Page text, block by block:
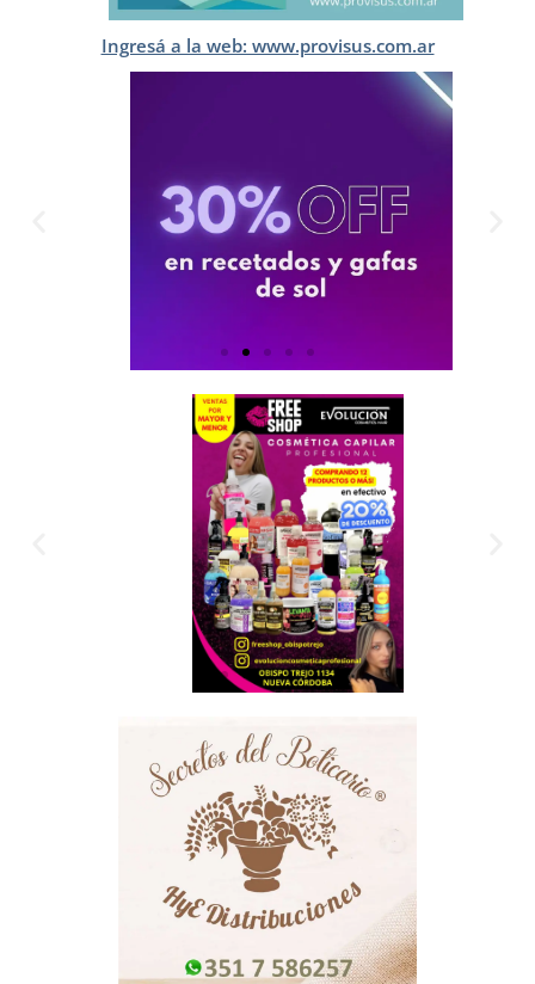
Ingresá a la web: www.provisus.com.ar